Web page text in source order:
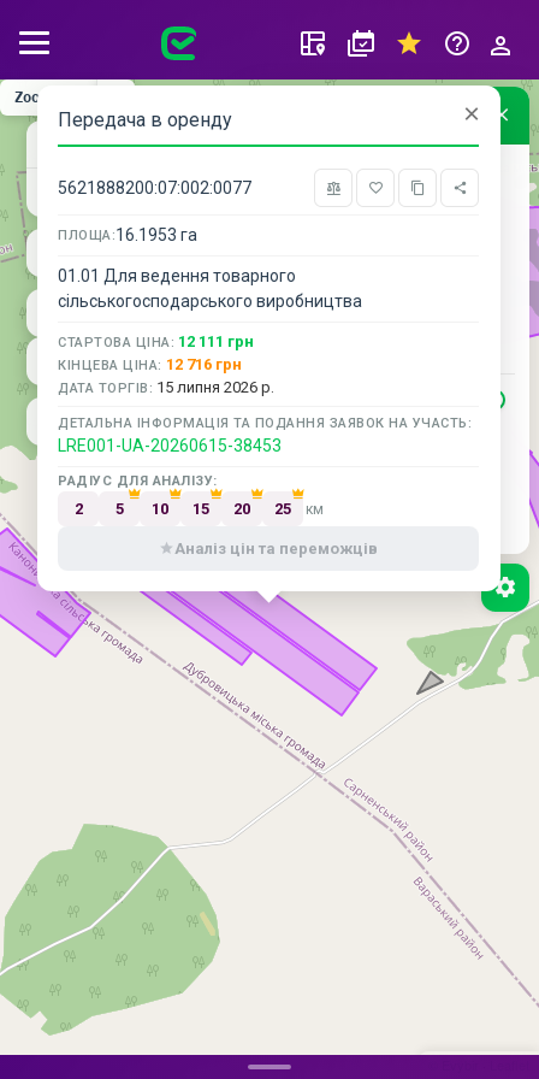
Zoom: 14
Прийом заявок
Підписання протоколу
Аукціон завершено
Аукціон скасовано
Тимчасово окупована територія
Можливі бойові дії
Бойові дії завершені
НЕБЕЗПЕЧНІ ТЕРИТОРІЇ
(ДСНС)
Кадастрова карта
+
Передача в оренду
5621888200:07:002:0077
ПЛОЩА:16.1953 га
01.01 Для ведення товарного
сільськогосподарського виробництва
СТАРТОВА ЦІНА: 12 111 грн
КІНЦЕВА ЦІНА: 12 716 грн
ДАТА ТОРГІВ: 15 липня 2026 р.
ДЕТАЛЬНА ІНФОРМАЦІЯ ТА ПОДАННЯ ЗАЯВОК НА УЧАСТЬ:
LRE001-UA-20260615-38453
РАДІУС ДЛЯ АНАЛІЗУ:
2 5 10 15 20 25 км
Аналіз цін та переможців
×